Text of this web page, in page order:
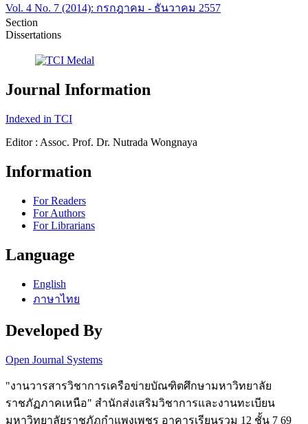
Vol. 4 No. 7 (2014): กรกฎาคม - ธันวาคม 2557
Section
Dissertations
Journal Information
Indexed in TCI
Editor : Assoc. Prof. Dr. Nutrada Wongnaya
Information
For Readers
For Authors
For Librarians
Language
English
ภาษาไทย
Developed By
Open Journal Systems
"งานวารสารวิชาการเครือข่ายบัณฑิตศึกษามหาวิทยาลัย
ราชภัฏภาคเหนือ" สำนักส่งเสริมวิชาการและงานทะเบียน
มหาวิทยาลัยราชภัฏกำแพงเพชร อาคารเรียนรวม 12 ชั้น 7 69